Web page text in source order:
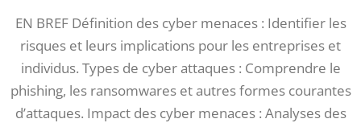
EN BREF Définition des cyber menaces : Identifier les
risques et leurs implications pour les entreprises et
individus. Types de cyber attaques : Comprendre le
phishing, les ransomwares et autres formes courantes
d’attaques. Impact des cyber menaces : Analyses des